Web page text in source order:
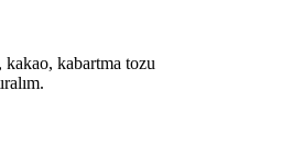
kabartma tozu